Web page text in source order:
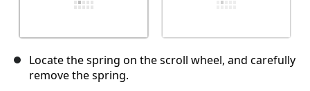
Locate the spring on the scroll wheel, and carefully
remove the spring.